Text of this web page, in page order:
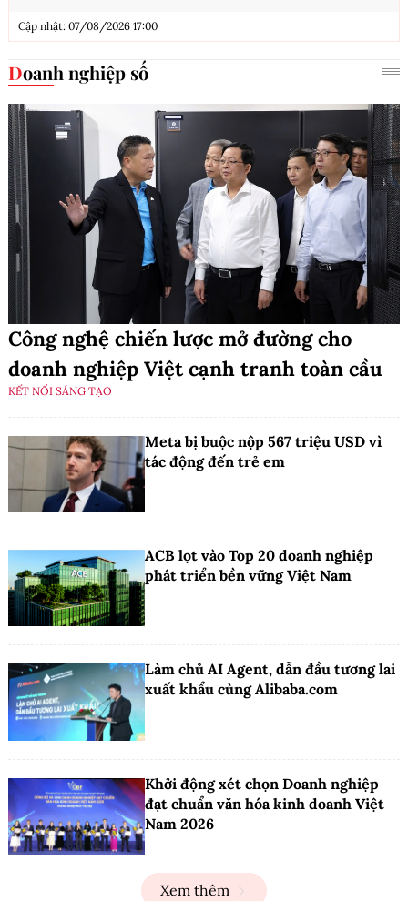
Cập nhật: 07/08/2026 17:00
Doanh nghiệp số
Công nghệ chiến lược mở đường cho
doanh nghiệp Việt cạnh tranh toàn cầu
KẾT NỐI SÁNG TẠO
Meta bị buộc nộp 567 triệu USD vì
tác động đến trẻ em
ACB lọt vào Top 20 doanh nghiệp
phát triển bền vững Việt Nam
Làm chủ AI Agent, dẫn đầu tương lai
xuất khẩu cùng Alibaba.com
Khởi động xét chọn Doanh nghiệp
đạt chuẩn văn hóa kinh doanh Việt
Nam 2026
Xem thêm